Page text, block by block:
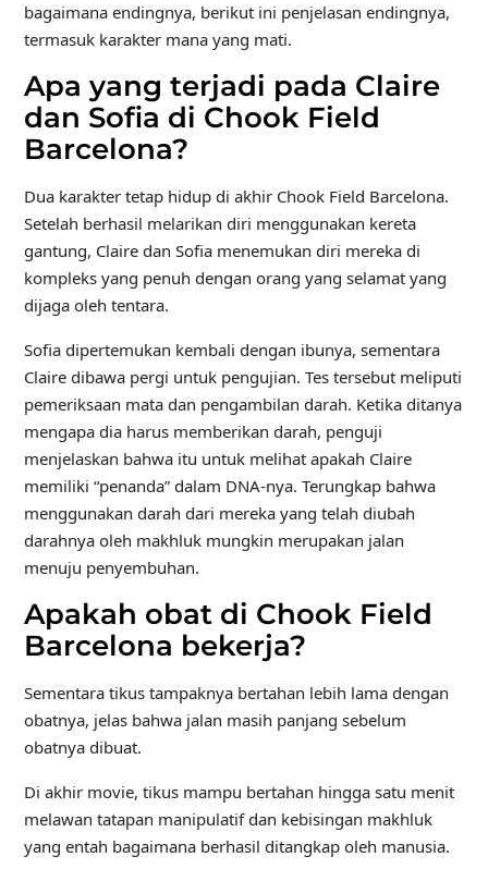
bagaimana endingnya, berikut ini penjelasan endingnya,
termasuk karakter mana yang mati.
Apa yang terjadi pada Claire
dan Sofia di Chook Field
Barcelona?
Dua karakter tetap hidup di akhir Chook Field Barcelona.
Setelah berhasil melarikan diri menggunakan kereta
gantung, Claire dan Sofia menemukan diri mereka di
kompleks yang penuh dengan orang yang selamat yang
dijaga oleh tentara.
Sofia dipertemukan kembali dengan ibunya, sementara
Claire dibawa pergi untuk pengujian. Tes tersebut meliputi
pemeriksaan mata dan pengambilan darah. Ketika ditanya
mengapa dia harus memberikan darah, penguji
menjelaskan bahwa itu untuk melihat apakah Claire
memiliki “penanda” dalam DNA-nya. Terungkap bahwa
menggunakan darah dari mereka yang telah diubah
darahnya oleh makhluk mungkin merupakan jalan
menuju penyembuhan.
Apakah obat di Chook Field
Barcelona bekerja?
Sementara tikus tampaknya bertahan lebih lama dengan
obatnya, jelas bahwa jalan masih panjang sebelum
obatnya dibuat.
Di akhir movie, tikus mampu bertahan hingga satu menit
melawan tatapan manipulatif dan kebisingan makhluk
yang entah bagaimana berhasil ditangkap oleh manusia.